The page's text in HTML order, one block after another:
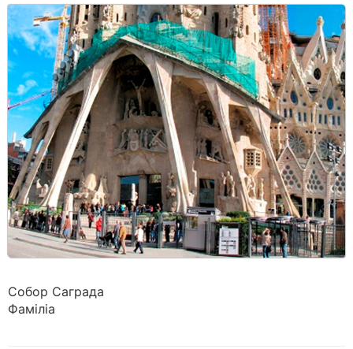
Собор Саграда
Фаміліа